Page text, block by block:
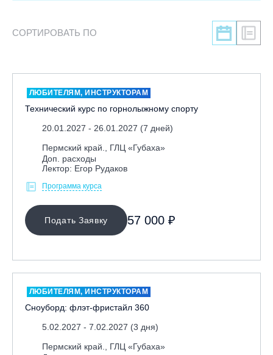
ЛЕКТОР
МЕСТО ПРОВЕДЕНИЯ
Байкальск, ГЛЦ «Гора Соболиная»
Вологодская обл., ГЛК "Ципина гора"
Грузия, ГК «Гудаури»
Дистанционно
Екатеринбург, ГЛЦ «Уктус»
Ижевск, КАО «Нечкино»
СОРТИРОВАТЬ ПО
ЛЮБИТЕЛЯМ, ИНСТРУКТОРАМ
Технический курс по горнолыжному спорту
20.01.2027 - 26.01.2027 (7 дней)
Пермский край., ГЛЦ «Губаха»
Доп. расходы
Лектор: Егор Рудаков
Программа курса
Подать Заявку 57 000 ₽
ЛЮБИТЕЛЯМ, ИНСТРУКТОРАМ
Сноуборд: флэт-фристайл 360
5.02.2027 - 7.02.2027 (3 дня)
Пермский край., ГЛЦ «Губаха»